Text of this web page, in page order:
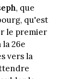
, que
qu'est
le premier
26e
vers la